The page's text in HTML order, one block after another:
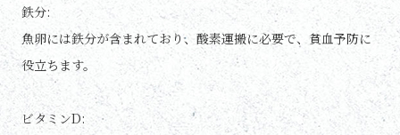
鉄分:
魚卵には鉄分が含まれており、酸素運搬に必要で、貧血予防に
役立ちます。
ビタミンD: